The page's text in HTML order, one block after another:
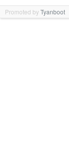
Promoted byTyanboot